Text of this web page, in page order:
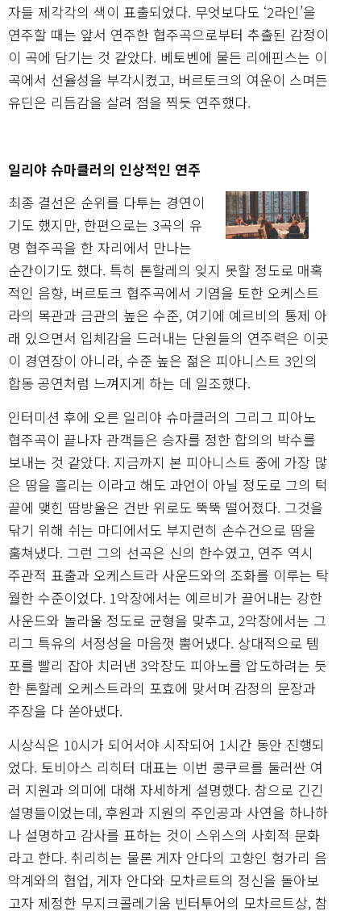
자들 제각각의 색이 표출되었다. 무엇보다도 ‘2라인’을
연주할 때는 앞서 연주한 협주곡으로부터 추출된 감정이
이 곡에 담기는 것 같았다. 베토벤에 물든 리에핀스는 이
곡에서 선율성을 부각시켰고, 버르토크의 여운이 스며든
유딘은 리듬감을 살려 점을 찍듯 연주했다.
일리야 슈마클러의 인상적인 연주
최종 결선은 순위를 다투는 경연이
기도 했지만, 한편으로는 3곡의 유
명 협주곡을 한 자리에서 만나는
순간이기도 했다. 특히 톤할레의 잊지 못할 정도로 매혹
적인 음향, 버르토크 협주곡에서 기염을 토한 오케스트
라의 목관과 금관의 높은 수준, 여기에 예르비의 통제 아
래 있으면서 입체감을 드러내는 단원들의 연주력은 이곳
이 경연장이 아니라, 수준 높은 젊은 피아니스트 3인의
합동 공연처럼 느껴지게 하는 데 일조했다.
인터미션 후에 오른 일리야 슈마클러의 그리그 피아노
협주곡이 끝나자 관객들은 승자를 정한 합의의 박수를
보내는 것 같았다. 지금까지 본 피아니스트 중에 가장 많
은 땀을 흘리는 이라고 해도 과언이 아닐 정도로 그의 턱
끝에 맺힌 땀방울은 건반 위로도 뚝뚝 떨어졌다. 그것을
닦기 위해 쉬는 마디에서도 부지런히 손수건으로 땀을
훔쳐냈다. 그런 그의 선곡은 신의 한수였고, 연주 역시
주관적 표출과 오케스트라 사운드와의 조화를 이루는 탁
월한 수준이었다. 1악장에서는 예르비가 끌어내는 강한
사운드와 놀라울 정도로 균형을 맞추고, 2악장에서는 그
리그 특유의 서정성을 마음껏 뿜어냈다. 상대적으로 템
포를 빨리 잡아 치러낸 3악장도 피아노를 압도하려는 듯
한 톤할레 오케스트라의 포효에 맞서며 감정의 문장과
주장을 다 쏟아냈다.
시상식은 10시가 되어서야 시작되어 1시간 동안 진행되
었다. 토비아스 리히터 대표는 이번 콩쿠르를 둘러싼 여
러 지원과 의미에 대해 자세하게 설명했다. 참으로 긴긴
설명들이었는데, 후원과 지원의 주인공과 사연을 하나하
나 설명하고 감사를 표하는 것이 스위스의 사회적 문화
라고 한다. 취리히는 물론 게자 안다의 고향인 헝가리 음
악계와의 협업, 게자 안다와 모차르트의 정신을 돌아보
고자 제정한 무지크콜레기움 빈터투어의 모차르트상, 참